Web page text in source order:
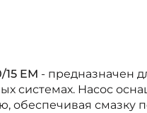
15 EM - предназначен
системах. Насос
обеспечивая смазку